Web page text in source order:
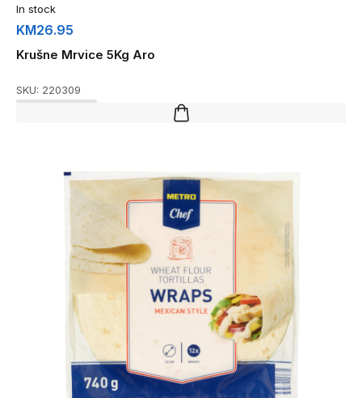
In stock
KM26.95
Krušne Mrvice 5Kg Aro
SKU: 220309